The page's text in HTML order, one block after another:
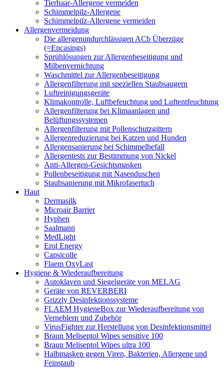
Tierhaar-Allergene vermeiden
Schimmelpilz-Allergene
Schimmelpilz-Allergene vermeiden
Allergenvermeidung
Die allergenundurchlässigen ACb Überzüge
(=Encasings)
Sprühlösungen zur Allergenbeseitigung und
Milbenvernichtung
Waschmittel zur Allergenbeseitigung
Allergenfilterung mit speziellen Staubsaugern
Luftreinigungsgeräte
Klimakontrolle, Luftbefeuchtung und Luftentfeuchtung
Allergenfilterung bei Klimaanlagen und
Belüftungssystemen
Allergenfilterung mit Pollenschutzgittern
Allergenreduzierung bei Katzen und Hunden
Allergensanierung bei Schimmelbefall
Allergentests zur Bestimmung von Nickel
Anti-Allergen-Gesichtsmasken
Pollenbeseitigung mit Nasenduschen
Staubsanierung mit Mikrofasertuch
Haut
Dermasilk
Microair Barrier
Hyphen
Saalmann
MedLight
Erol Energy
Capsicolle
Flaem OxyLast
Hygiene & Wiederaufbereitung
Autoklaven und Siegelgeräte von MELAG
Geräte von REVERBERI
Grizzly Desinfektionssysteme
FLAEM HygieneBox zur Wiederaufbereitung von
Verneblern und Zubehör
VirusFighter zur Herstellung von Desinfektionsmittel
Braun Meliseptol Wipes sensitive 100
Braun Meliseptol Wipes ultra 100
Halbmasken gegen Viren, Bakterien, Allergene und
Feinstaub